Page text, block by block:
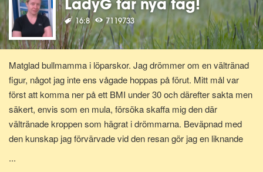
16:8 7119733
Matglad bullmamma i löparskor. Jag drömmer om en vältränad
figur, något jag inte ens vågade hoppas på förut. Mitt mål var
först att komma ner på ett BMI under 30 och därefter sakta men
säkert, envis som en mula, försöka skaffa mig den där
vältränade kroppen som hägrat i drömmarna. Beväpnad med
den kunskap jag förvärvade vid den resan gör jag en liknande
...